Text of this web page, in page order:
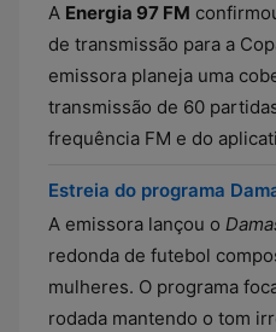
A Energia 97 FM
de transmissão para a
emissora planeja uma
transmissão de 60
frequência FM e do
Estreia do programa
A emissora lançou o
redonda de futebol
mulheres. O programa
rodada mantendo o tom